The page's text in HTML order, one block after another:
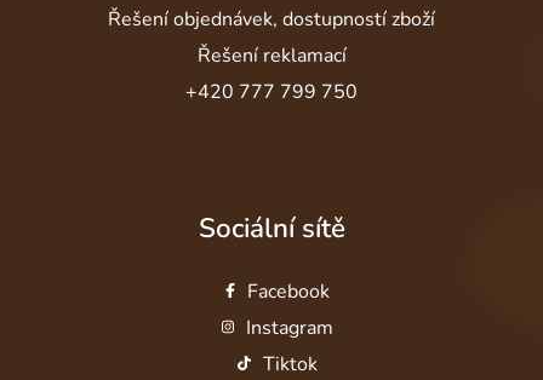
Řešení objednávek, dostupností zboží
Řešení reklamací
+420 777 799 750
Sociální sítě
Facebook
Instagram
Tiktok